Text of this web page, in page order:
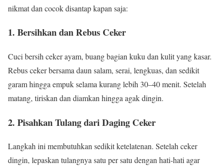
nikmat dan cocok disantap kapan saja:
1. Bersihkan dan Rebus Ceker
Cuci bersih ceker ayam, buang bagian kuku dan kulit yang kasar.
Rebus ceker bersama daun salam, serai, lengkuas, dan sedikit
garam hingga empuk selama kurang lebih 30–40 menit. Setelah
matang, tiriskan dan diamkan hingga agak dingin.
2. Pisahkan Tulang dari Daging Ceker
Langkah ini membutuhkan sedikit ketelatenan. Setelah ceker
dingin, lepaskan tulangnya satu per satu dengan hati-hati agar